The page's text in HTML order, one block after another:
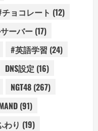
ョコレート (12)
ーバー (17)
#英語学習 (24)
DNS設定 (16)
NGT48 (267)
(91)
わり (19)